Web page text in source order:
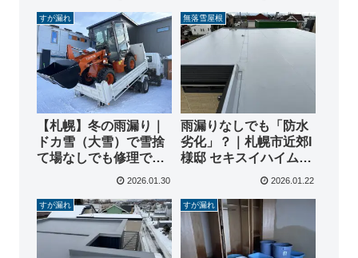
すが漏れ
【札幌】冬の雨漏り｜
ドカ雪（大雪）で雪捨
て場なしでも修理でき
2026.01.30
無落雪屋根
雨漏りなしでも「防水
劣化」？｜札幌市近郊I
様邸 セキスイハイム屋
根点検の判断基準
2026.01.22
すが漏れ すが漏れ